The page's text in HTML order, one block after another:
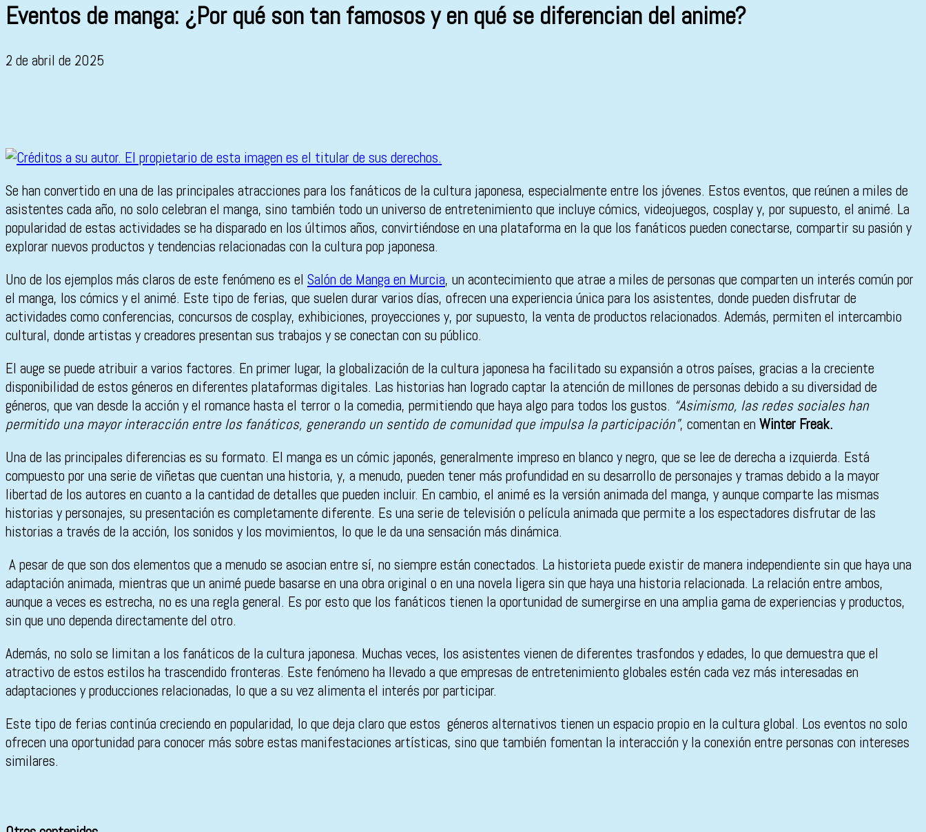
Eventos de manga: ¿Por qué son tan famosos y en qué se diferencian del anime?
2 de abril de 2025
Se han convertido en una de las principales atracciones para los fanáticos de la cultura japonesa, especialmente entre los jóvenes. Estos eventos, que reúnen a miles de
asistentes cada año, no solo celebran el manga, sino también todo un universo de entretenimiento que incluye cómics, videojuegos, cosplay y, por supuesto, el animé. La
popularidad de estas actividades se ha disparado en los últimos años, convirtiéndose en una plataforma en la que los fanáticos pueden conectarse, compartir su pasión y
explorar nuevos productos y tendencias relacionadas con la cultura pop japonesa.
Uno de los ejemplos más claros de este fenómeno es el Salón de Manga en Murcia, un acontecimiento que atrae a miles de personas que comparten un interés común por
el manga, los cómics y el animé. Este tipo de ferias, que suelen durar varios días, ofrecen una experiencia única para los asistentes, donde pueden disfrutar de
actividades como conferencias, concursos de cosplay, exhibiciones, proyecciones y, por supuesto, la venta de productos relacionados. Además, permiten el intercambio
cultural, donde artistas y creadores presentan sus trabajos y se conectan con su público.
El auge se puede atribuir a varios factores. En primer lugar, la globalización de la cultura japonesa ha facilitado su expansión a otros países, gracias a la creciente
disponibilidad de estos géneros en diferentes plataformas digitales. Las historias han logrado captar la atención de millones de personas debido a su diversidad de
géneros, que van desde la acción y el romance hasta el terror o la comedia, permitiendo que haya algo para todos los gustos. “Asimismo, las redes sociales han
permitido una mayor interacción entre los fanáticos, generando un sentido de comunidad que impulsa la participación”, comentan en Winter Freak.
Una de las principales diferencias es su formato. El manga es un cómic japonés, generalmente impreso en blanco y negro, que se lee de derecha a izquierda. Está
compuesto por una serie de viñetas que cuentan una historia, y, a menudo, pueden tener más profundidad en su desarrollo de personajes y tramas debido a la mayor
libertad de los autores en cuanto a la cantidad de detalles que pueden incluir. En cambio, el animé es la versión animada del manga, y aunque comparte las mismas
historias y personajes, su presentación es completamente diferente. Es una serie de televisión o película animada que permite a los espectadores disfrutar de las
historias a través de la acción, los sonidos y los movimientos, lo que le da una sensación más dinámica.
A pesar de que son dos elementos que a menudo se asocian entre sí, no siempre están conectados. La historieta puede existir de manera independiente sin que haya una
adaptación animada, mientras que un animé puede basarse en una obra original o en una novela ligera sin que haya una historia relacionada. La relación entre ambos,
aunque a veces es estrecha, no es una regla general. Es por esto que los fanáticos tienen la oportunidad de sumergirse en una amplia gama de experiencias y productos,
sin que uno dependa directamente del otro.
Además, no solo se limitan a los fanáticos de la cultura japonesa. Muchas veces, los asistentes vienen de diferentes trasfondos y edades, lo que demuestra que el
atractivo de estos estilos ha trascendido fronteras. Este fenómeno ha llevado a que empresas de entretenimiento globales estén cada vez más interesadas en
adaptaciones y producciones relacionadas, lo que a su vez alimenta el interés por participar.
Este tipo de ferias continúa creciendo en popularidad, lo que deja claro que estos géneros alternativos tienen un espacio propio en la cultura global. Los eventos no solo
ofrecen una oportunidad para conocer más sobre estas manifestaciones artísticas, sino que también fomentan la interacción y la conexión entre personas con intereses
similares.